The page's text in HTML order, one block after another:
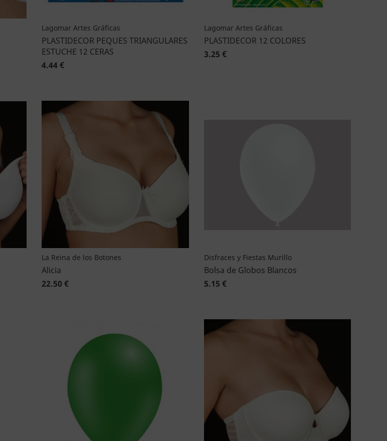
Lagomar Artes Gráficas
PLASTIDECOR PEQUES TRIANGULARES
ESTUCHE 12 CERAS
4.44 €
Lagomar Artes Gráficas
PLASTIDECOR 12 COLORES
3.25 €
La Reina de los Botones
Alicia
22.50 €
Disfraces y Fiestas Murillo
Bolsa de Globos Blancos
5.15 €